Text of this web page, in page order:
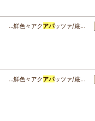
…鮮色々アクアパッツァ/厳…
…鮮色々アクアパッツァ/厳…